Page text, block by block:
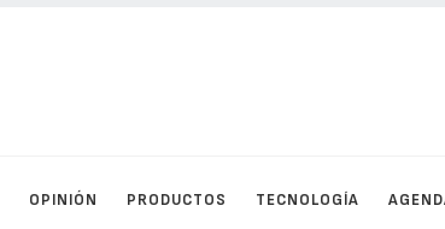
OPINIÓN PRODUCTOS TECNOLOGÍA